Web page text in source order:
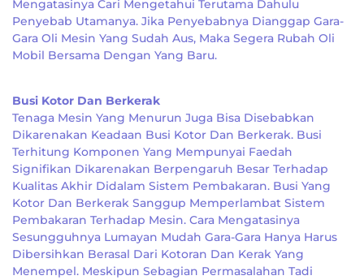
Mengatasinya Cari Mengetahui Terutama Dahulu
Penyebab Utamanya. Jika Penyebabnya Dianggap Gara-
Gara Oli Mesin Yang Sudah Aus, Maka Segera Rubah Oli
Mobil Bersama Dengan Yang Baru.
Busi Kotor Dan Berkerak
Tenaga Mesin Yang Menurun Juga Bisa Disebabkan
Dikarenakan Keadaan Busi Kotor Dan Berkerak. Busi
Terhitung Komponen Yang Mempunyai Faedah
Signifikan Dikarenakan Berpengaruh Besar Terhadap
Kualitas Akhir Didalam Sistem Pembakaran. Busi Yang
Kotor Dan Berkerak Sanggup Memperlambat Sistem
Pembakaran Terhadap Mesin. Cara Mengatasinya
Sesungguhnya Lumayan Mudah Gara-Gara Hanya Harus
Dibersihkan Berasal Dari Kotoran Dan Kerak Yang
Menempel. Meskipun Sebagian Permasalahan Tadi